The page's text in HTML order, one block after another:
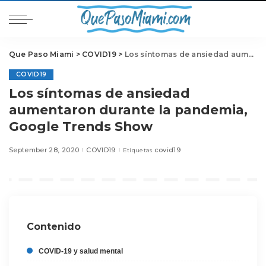
Que Paso Miami > COVID19> Los síntomas de ansiedad aumentaron durante la pandemia, Google Trends Show
COVID19
Los síntomas de ansiedad
aumentaron durante la pandemia,
Google Trends Show
September 28, 2020 COVID19 Etiquetas covid19
Contenido
COVID-19 y salud mental